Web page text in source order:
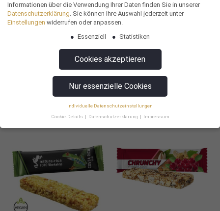
Versandkarton, braun, 4 Snacks mit
21,37€
Lieferzeit: 20 Werktage
Müsliriegel Multikorn-Apfel, ca. 25g,
0,78
Lieferzeit: 25 Werktage
Informationen über die Verwendung Ihrer Daten finden Sie in unserer
Datenschutzerklärung Sie können Ihre Auswahl jederzeit unter
Einstellungen widerrufen oder anpassen.
Essenziell
Statistiken
Cookies akzeptieren
Nur essenzielle Cookies
Individuelle Datenschutzeinstellungen
Cookie-Details Datenschutzerklärung Impressum
Datenschutzeinstellungen
Wir verwenden Cookies und andere Technologien auf unserer Website.
Einige von ihnen sind essenziell, während andere uns helfen, diese
Website und Ihre Erfahrung zu verbessern. Personenbezogene Daten
können verarbeitet werden (z. B. IP-Adressen), z. B. für personalisierte
Anzeigen und Inhalte oder Anzeigen- und Inhaltsmessung. Weitere
Informationen über die Verwendung Ihrer Daten finden Sie in unserer
Datenschutzerklärung.